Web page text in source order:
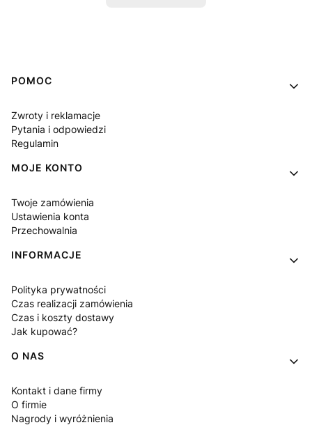
Linki w stopce
POMOC
Zwroty i reklamacje
Pytania i odpowiedzi
Regulamin
MOJE KONTO
Twoje zamówienia
Ustawienia konta
Przechowalnia
INFORMACJE
Polityka prywatności
Czas realizacji zamówienia
Czas i koszty dostawy
Jak kupować?
O NAS
Kontakt i dane firmy
O firmie
Nagrody i wyróżnienia